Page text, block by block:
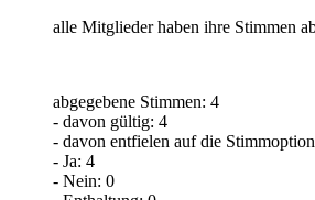
alle Mitglieder haben ihre Stimmen
abgegebene Stimmen: 4
- davon gültig: 4
- davon entfielen auf die
- Ja: 4
- Nein: 0